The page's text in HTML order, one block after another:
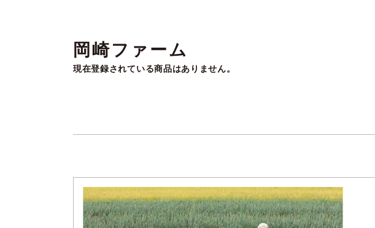
岡崎ファーム
現在登録されている商品はありません。